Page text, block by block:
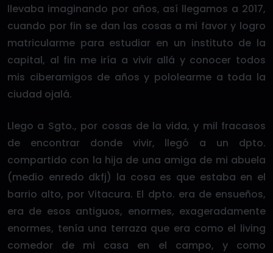
llevaba imaginando por años, así llegamos a 2017,
cuando por fin se dan las cosas a mi favor y logro
matricularme para estudiar en un instituto de la
capital, al fin me iría a vivir allá y conocer todos
mis ciberamigos de años y pololearme a toda la
ciudad ojalá.
Llego a Sgto., por cosas de la vida, y mil fracasos
de encontrar donde vivir, llegó a un dpto.
compartido con la hija de una amiga de mi abuela
(medio enredo dkfj) la cosa es que estaba en el
barrio alto, por Vitacura. El dpto. era de ensueños,
era de esos antiguos, enormes, exageradamente
enormes, tenía una terraza que era como el living
comedor de mi casa en el campo, y como